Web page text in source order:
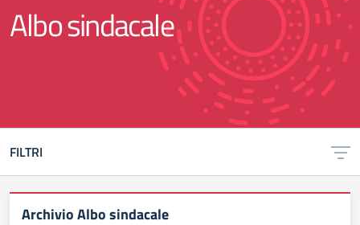
Albo sindacale
FILTRI
Archivio Albo sindacale